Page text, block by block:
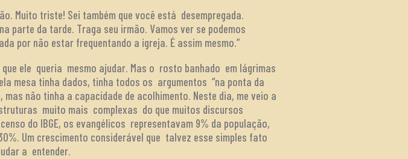
Muito triste! Sei também que você está desempregada.
parte da tarde. Traga seu irmão. Vamos ver se podemos
por não estar frequentando a igreja. É assim mesmo.”
ele queria mesmo ajudar. Mas o rosto banhado em lágrimas
mesa tinha dados, tinha todos os argumentos “na ponta da
não tinha a capacidade de acolhimento. Neste dia, me veio a
muito mais complexas do que muitos discursos
do IBGE, os evangélicos representavam 9% da população,
Um crescimento considerável que talvez esse simples fato
a entender.